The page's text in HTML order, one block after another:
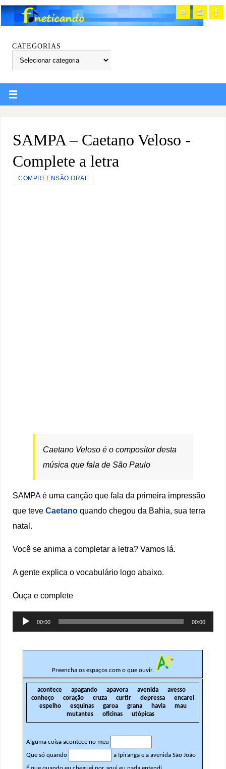
CATEGORIAS
SAMPA – Caetano Veloso -
Complete a letra
COMPREENSÃO ORAL
Caetano Veloso é o compositor desta
música que fala de São Paulo
SAMPA é uma canção que fala da primeira impressão
que teveCaetano quando chegou da Bahia, sua terra
natal.
Você se anima a completar a letra? Vamos lá.
A gente explica o vocabulário logo abaixo.
Ouça e complete
Tocador
de
áudio
00:00 00:00